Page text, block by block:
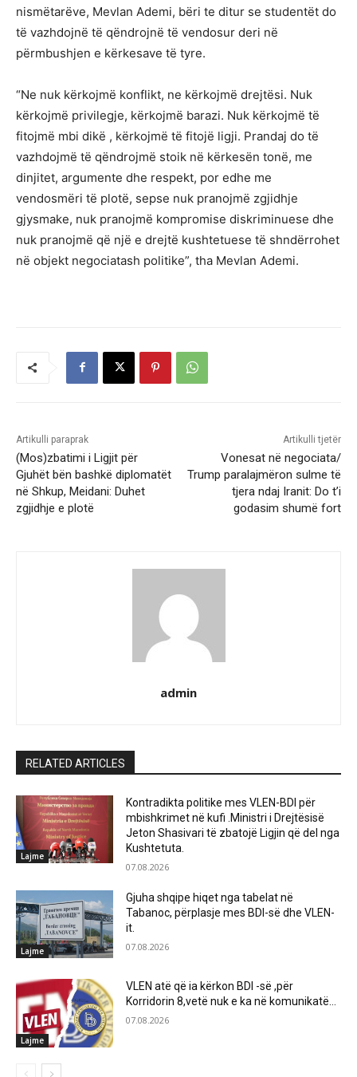
nismëtarëve, Mevlan Ademi, bëri te ditur se studentët do
të vazhdojnë të qëndrojnë të vendosur deri në
përmbushjen e kërkesave të tyre.
“Ne nuk kërkojmë konflikt, ne kërkojmë drejtësi. Nuk
kërkojmë privilegje, kërkojmë barazi. Nuk kërkojmë të
fitojmë mbi dikë , kërkojmë të fitojë ligji. Prandaj do të
vazhdojmë të qëndrojmë stoik në kërkesën tonë, me
dinjitet, argumente dhe respekt, por edhe me
vendosmëri të plotë, sepse nuk pranojmë zgjidhje
gjysmake, nuk pranojmë kompromise diskriminuese dhe
nuk pranojmë që një e drejtë kushtetuese të shndërrohet
në objekt negociatash politike”, tha Mevlan Ademi.
Artikulli paraprak
(Mos)zbatimi i Ligjit për
Gjuhët bën bashkë diplomatët
në Shkup, Meidani: Duhet
zgjidhje e plotë
Artikulli tjetër
Vonesat në negociata/
Trump paralajmëron sulme të
tjera ndaj Iranit: Do t’i
godasim shumë fort
admin
RELATED ARTICLES
Lajme
Kontradikta politike mes VLEN-BDI për
mbishkrimet në kufi .Ministri i Drejtësisë
Jeton Shasivari të zbatojë Ligjin që del nga
Kushtetuta.
07.08.2026
Lajme
Gjuha shqipe hiqet nga tabelat në
Tabanoc, përplasje mes BDI-së dhe VLEN-
it.
07.08.2026
Lajme
VLEN atë që ia kërkon BDI -së ,për
Korridorin 8,vetë nuk e ka në komunikatë…
07.08.2026